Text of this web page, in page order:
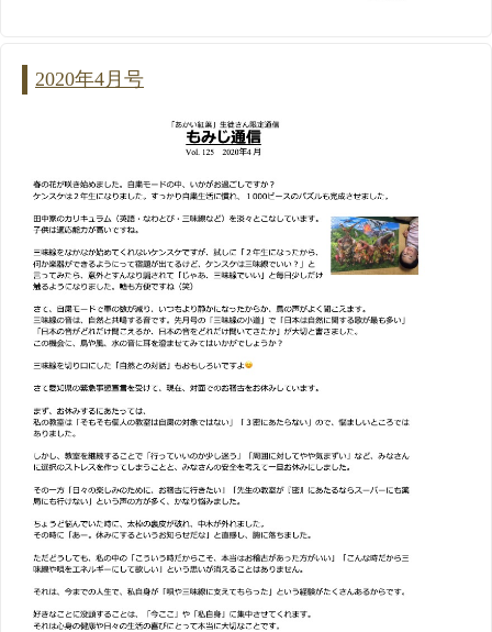
2020年4月号